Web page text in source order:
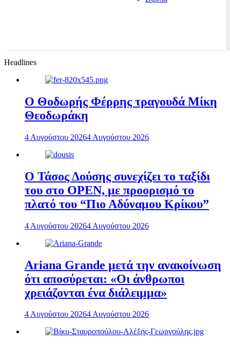
Headlines
Ο Θοδωρής Φέρρης τραγουδά Μίκη
Θεοδωράκη
4 Αυγούστου 20264 Αυγούστου 2026
Ο Τάσος Δούσης συνεχίζει το ταξίδι
του στο OPEN, με προορισμό το
πλατό του “Πιο Αδύναμου Κρίκου”
4 Αυγούστου 20264 Αυγούστου 2026
Ariana Grande μετά την ανακοίνωση
ότι αποσύρεται: «Οι άνθρωποι
χρειάζονται ένα διάλειμμα»
4 Αυγούστου 20264 Αυγούστου 2026